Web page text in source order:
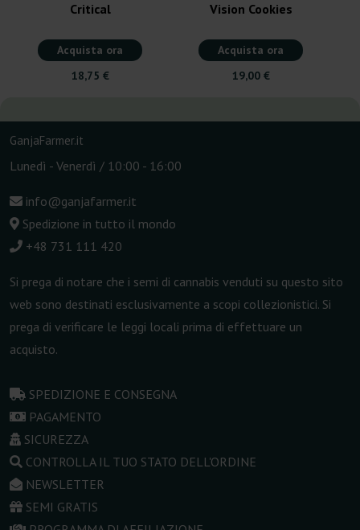
Critical
Acquista ora
18,75 €
Vision Cookies
Acquista ora
19,00 €
GanjaFarmer.it
Lunedì - Venerdì / 10:00 - 16:00
info@ganjafarmer.it
Spedizione in tutto il mondo
+48 731 111 420
Si prega di notare che i semi di cannabis venduti su questo sito
web sono destinati esclusivamente a scopi collezionistici. Si
prega di verificare le leggi locali prima di effettuare un
acquisto.
SPEDIZIONE E CONSEGNA
PAGAMENTO
SICUREZZA
CONTROLLA IL TUO STATO DELL'ORDINE
NEWSLETTER
SEMI GRATIS